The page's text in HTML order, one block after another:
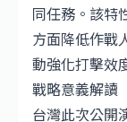
同任務。該特
方面降低作戰
動強化打擊效
戰略意義解讀
台灣此次公開